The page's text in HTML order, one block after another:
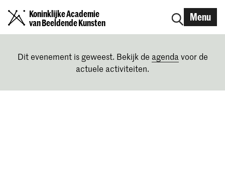
Koninklijke Academie
van Beeldende Kunsten
Menu
Dit evenement is geweest. Bekijk de agenda voor de
actuele activiteiten.